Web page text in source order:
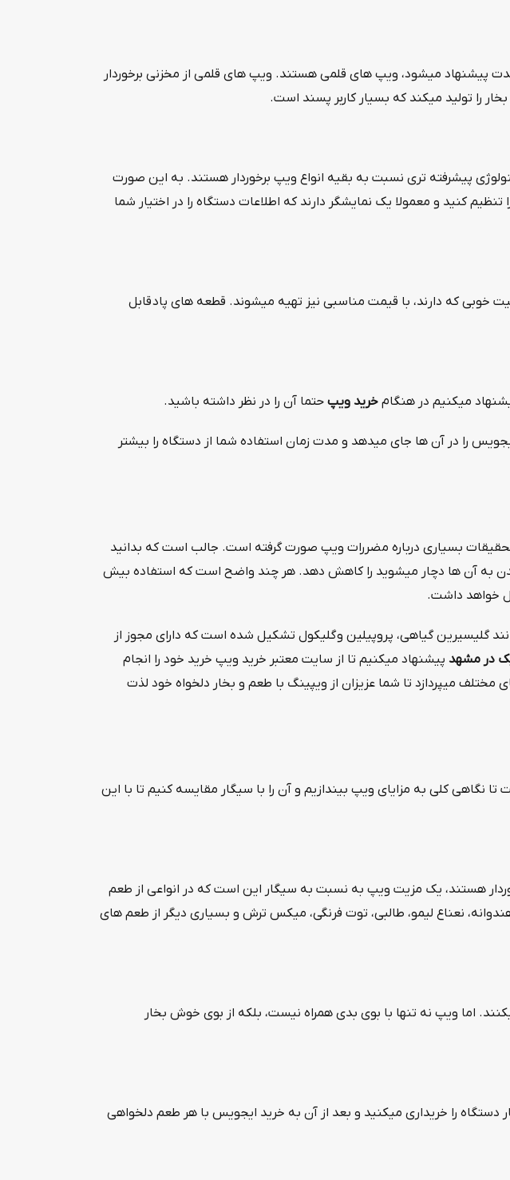
پیشنهاد میشود، ویپ های قلمی هستند. ویپ های قلمی از مخزنی برخوردار
را تولید میکند که بسیار کاربر پسند است.
پیشرفته تری نسبت به بقیه انواع ویپ برخوردار هستند. به این صورت
کنید و معمولا یک نمایشگر دارند که اطلاعات دستگاه را در اختیار شما
خوبی که دارند، با قیمت مناسبی نیز تهیه میشوند. قطعه های پاد قابل
میکنیم در هنگام خرید ویپحتما آن را در نظر داشته باشید.
را در آن ها جای میدهد و مدت زمان استفاده شما از دستگاه را بیشتر
بسیاری درباره مضررات ویپ صورت‌ گرفته است. جالب است که بدانید
سیگار کشیدن به آن ها دچار میشوید را کاهش دهد. هر چند واضح است که استفاده بیش
خواهد داشت.
گلیسیرین گیاهی، پروپیلین و گلیکول تشکیل شده است که دارای مجوز از
در مشهد پیشنهاد میکنیم تا از سایت معتبر خرید ویپ خرید خود را انجام
میپردازد تا شما عزیزان از ویپینگ با طعم و بخار دلخواه خود لذت
نگاهی کلی به مزایای ویپ بیندازیم و آن را با سیگار مقایسه کنیم تا با این
هستند، یک مزیت ویپ به نسبت به سیگار این است که در انواعی از طعم
نعناع لیمو، طالبی، توت فرنگی، میکس ترش و بسیاری دیگر از طعم های
اما ویپ نه تنها با بوی بدی همراه نیست، بلکه از بوی خوش بخار
دستگاه را خریداری میکنید و بعد از آن به خرید ایجویس با هر طعم دلخواهی